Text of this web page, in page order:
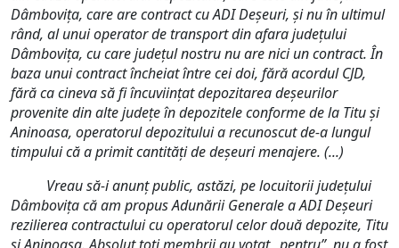
Dâmbovița, care are contract cu ADI Deșeuri, și nu în ultimul
rând, al unui operator de transport din afara județului
Dâmbovița, cu care județul nostru nu are nici un contract. În
baza unui contract încheiat între cei doi, fără acordul CJD,
fără ca cineva să fi încuviințat depozitarea deșeurilor
provenite din alte județe în depozitele conforme de la Titu și
Aninoasa, operatorul depozitului a recunoscut de-a lungul
timpului că a primit cantități de deșeuri menajere. (...)
Vreau să-i anunț public, astăzi, pe locuitorii județului
Dâmbovița că am propus Adunării Generale a ADI Deșeuri
rezilierea contractului cu operatorul celor două depozite, Titu